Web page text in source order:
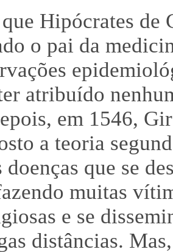
que Hipócrates
o pai da
atribuído
em 1546,
a teoria
doenças que se
muitas
e se
distâncias.